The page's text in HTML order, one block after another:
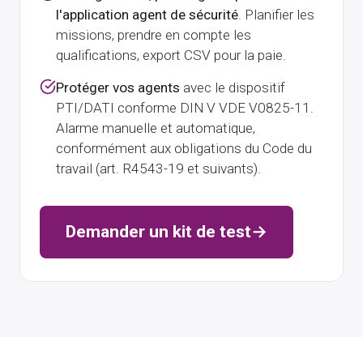
l'application agent de sécurité. Planifier les
missions, prendre en compte les
qualifications, export CSV pour la paie.
Protéger vos agents avec le dispositif
PTI/DATI conforme DIN V VDE V0825-11.
Alarme manuelle et automatique,
conformément aux obligations du Code du
travail (art. R4543-19 et suivants).
Demander un kit de test→